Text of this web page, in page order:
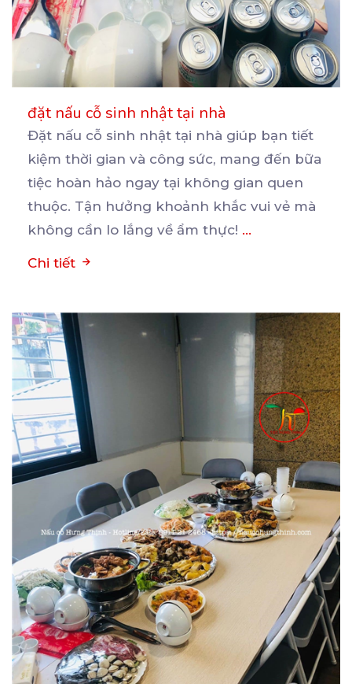
đặt nấu cỗ sinh nhật tại nhà
Đặt nấu cỗ sinh nhật tại nhà giúp bạn tiết
kiệm thời gian và công sức, mang đến bữa
tiệc hoàn hảo ngay tại không gian quen
thuộc. Tận hưởng khoảnh khắc vui vẻ mà
không cần lo lắng về ẩm thực! ...
Chi tiết